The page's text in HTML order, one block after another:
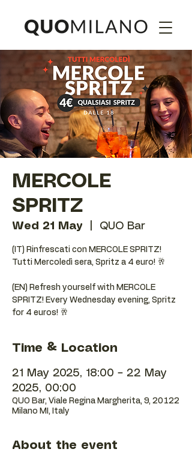
MERCOLE
SPRITZ
Wed 21 May QUO Bar
(IT) Rinfrescati con MERCOLE SPRITZ!
Tutti Mercoledì sera, Spritz a 4 euro! 🥂
(EN) Refresh yourself with MERCOLE
SPRITZ! Every Wednesday evening, Spritz
for 4 euros! 🥂
Time & Location
21 May 2025, 18:00 – 22 May
2025, 00:00
QUO Bar, Viale Regina Margherita, 9, 20122
Milano MI, Italy
About the event